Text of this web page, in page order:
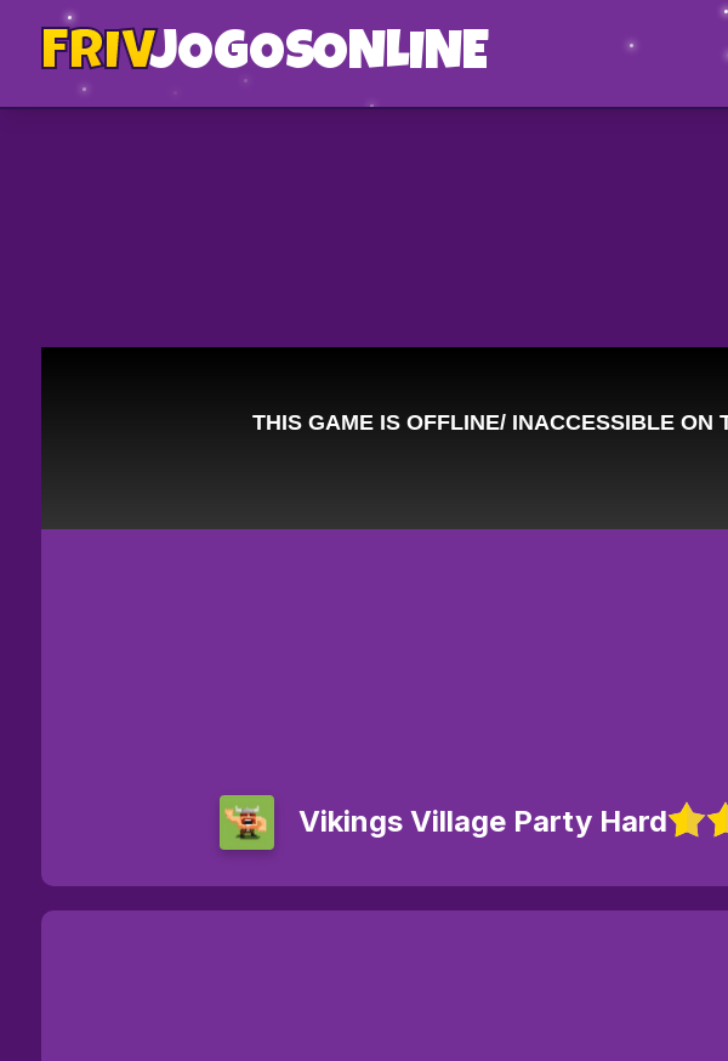
FRIVJOGOSONLINE
Vikings Village Party Hard